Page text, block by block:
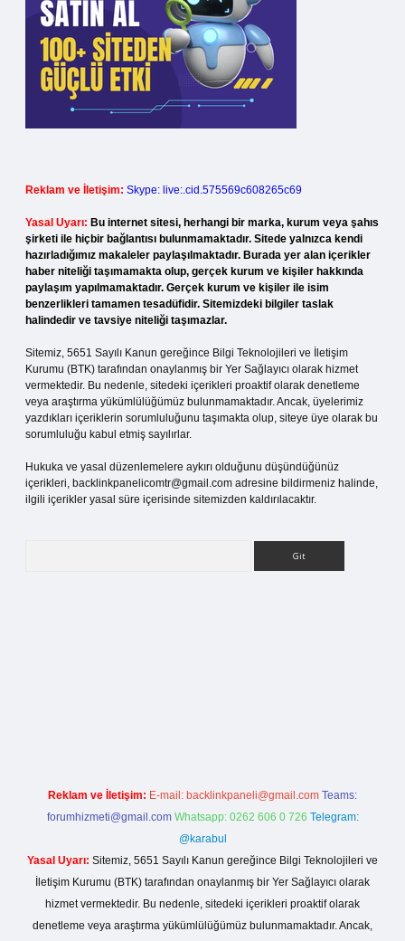
Reklam ve İletişim: Skype: live:.cid.575569c608265c69
Yasal Uyarı: Bu internet sitesi, herhangi bir marka, kurum veya şahıs
şirketi ile hiçbir bağlantısı bulunmamaktadır. Sitede yalnızca kendi
hazırladığımız makaleler paylaşılmaktadır. Burada yer alan içerikler
haber niteliği taşımamakta olup, gerçek kurum ve kişiler hakkında
paylaşım yapılmamaktadır. Gerçek kurum ve kişiler ile isim
benzerlikleri tamamen tesadüfidir. Sitemizdeki bilgiler taslak
halindedir ve tavsiye niteliği taşımazlar.
Sitemiz, 5651 Sayılı Kanun gereğince Bilgi Teknolojileri ve İletişim
Kurumu (BTK) tarafından onaylanmış bir Yer Sağlayıcı olarak hizmet
vermektedir. Bu nedenle, sitedeki içerikleri proaktif olarak denetleme
veya araştırma yükümlülüğümüz bulunmamaktadır. Ancak, üyelerimiz
yazdıkları içeriklerin sorumluluğunu taşımakta olup, siteye üye olarak bu
sorumluluğu kabul etmiş sayılırlar.
Hukuka ve yasal düzenlemelere aykırı olduğunu düşündüğünüz
içerikleri, backlinkpanelicomtr@gmail.com adresine bildirmeniz halinde,
ilgili içerikler yasal süre içerisinde sitemizden kaldırılacaktır.
Reklam ve İletişim: E-mail: backlinkpaneli@gmail.com Teams:
forumhizmeti@gmail.com Whatsapp: 0262 606 0 726 Telegram:
@karabul
Yasal Uyarı: Sitemiz, 5651 Sayılı Kanun gereğince Bilgi Teknolojileri ve
İletişim Kurumu (BTK) tarafından onaylanmış bir Yer Sağlayıcı olarak
hizmet vermektedir. Bu nedenle, sitedeki içerikleri proaktif olarak
denetleme veya araştırma yükümlülüğümüz bulunmamaktadır. Ancak,